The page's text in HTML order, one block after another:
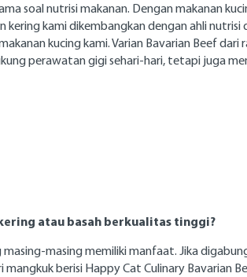
soal nutrisi makanan. Dengan makanan
kami dikembangkan dengan ahli
kucing kami. Varian Bavarian Beef
perawatan gigi sehari-hari, tetapi juga
atau basah berkualitas tinggi?
masing memiliki manfaat. Jika
berisi Happy Cat Culinary